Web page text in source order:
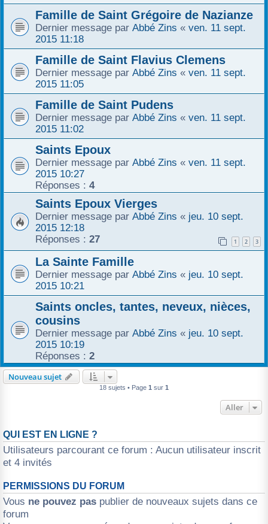
Famille de Saint Grégoire de Nazianze
Dernier message par Abbé Zins « ven. 11 sept.
2015 11:18
Famille de Saint Flavius Clemens
Dernier message par Abbé Zins « ven. 11 sept.
2015 11:05
Famille de Saint Pudens
Dernier message par Abbé Zins « ven. 11 sept.
2015 11:02
Saints Epoux
Dernier message par Abbé Zins « ven. 11 sept.
2015 10:27
Réponses : 4
Saints Epoux Vierges
Dernier message par Abbé Zins « jeu. 10 sept.
2015 12:18
Réponses : 27 1 2 3
La Sainte Famille
Dernier message par Abbé Zins « jeu. 10 sept.
2015 10:21
Saints oncles, tantes, neveux, nièces,
cousins
Dernier message par Abbé Zins « jeu. 10 sept.
2015 10:19
Réponses : 2
Nouveau sujet
18 sujets • Page 1 sur 1
Aller
QUI EST EN LIGNE ?
Utilisateurs parcourant ce forum : Aucun utilisateur inscrit
et 4 invités
PERMISSIONS DU FORUM
Vous ne pouvez pas publier de nouveaux sujets dans ce
forum